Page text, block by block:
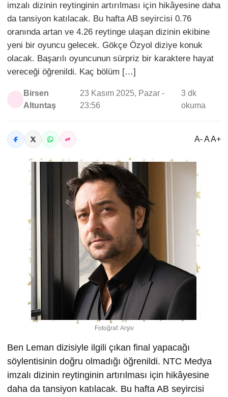
imzalı dizinin reytinginin artırılması için hikâyesine daha
da tansiyon katılacak. Bu hafta AB seyircisi 0.76
oranında artan ve 4.26 reytinge ulaşan dizinin ekibine
yeni bir oyuncu gelecek. Gökçe Özyol diziye konuk
olacak. Başarılı oyuncunun sürpriz bir karaktere hayat
vereceği öğrenildi. Kaç bölüm […]
Birsen
Altuntaş
23 Kasım 2025, Pazar -
23:56
3 dk
okuma
A- A A+
Fotoğraf: Arşiv
Ben Leman dizisiyle ilgili çıkan final yapacağı
söylentisinin doğru olmadığı öğrenildi. NTC Medya
imzalı dizinin reytinginin artırılması için hikâyesine
daha da tansiyon katılacak. Bu hafta AB seyircisi